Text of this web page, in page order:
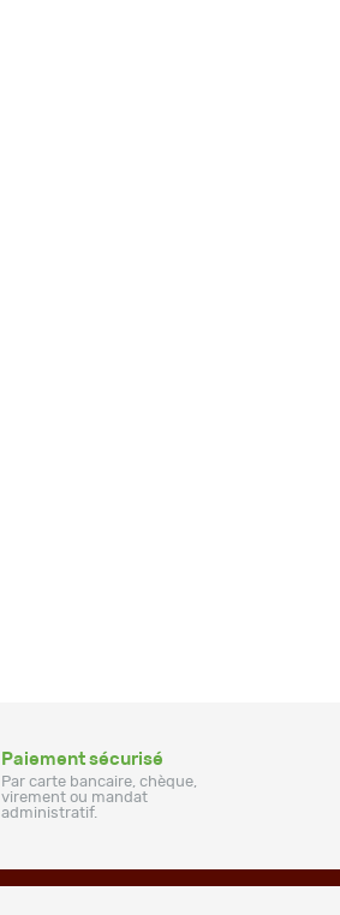
Paiement sécurisé
Par carte bancaire, chèque,
virement ou mandat
administratif.